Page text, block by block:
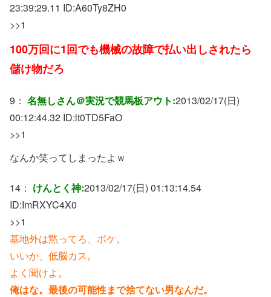
23:39:29.11 ID:A60Ty8ZH0
>>1
100万回に1回でも機械の故障で払い出しされたら
儲け物だろ
9： 名無しさん＠実況で競馬板アウト:2013/02/17(日)
00:12:44.32 ID:lt0TD5FaO
>>1
なんか笑ってしまったよｗ
14： けんとく神:2013/02/17(日) 01:13:14.54
ID:ImRXYC4X0
>>1
基地外は黙ってろ、ボケ。
いいか、低脳カス。
よく聞けよ。
俺はな。最後の可能性まで捨てない男なんだ。